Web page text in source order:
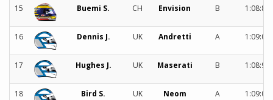
15 Buemi S. CH Envision B
16 Dennis J. UK Andretti A
17 Hughes J. UK Maserati B
18 Bird S. UK Neom A